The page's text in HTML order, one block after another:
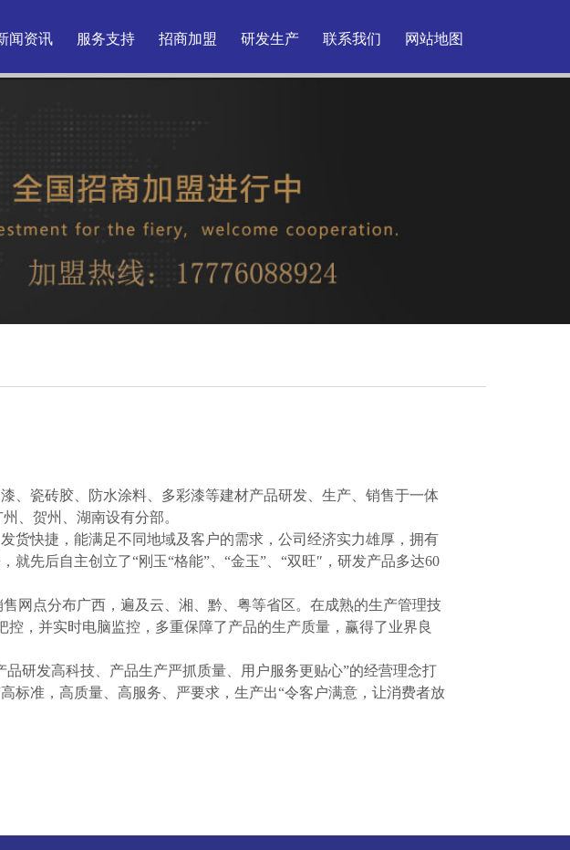
闻资讯 服务支持 招商加盟 研发生产 联系我们 网站地图
、瓷砖胶、防水涂料、多彩漆等建材产品研发、生产、销售于一体
、贺州、湖南设有分部。
货快捷，能满足不同地域及客户的需求，公司经济实力雄厚，拥有
就先后自主创立了“刚玉“格能”、“金玉”、“双旺″，研发产品多达60
网点分布广西，遍及云、湘、黔、粤等省区。在成熟的生产管理技
，并实时电脑监控，多重保障了产品的生产质量，赢得了业界良
研发高科技、产品生产严抓质量、用户服务更贴心”的经营理念打
标准，高质量、高服务、严要求，生产出“令客户满意，让消费者放